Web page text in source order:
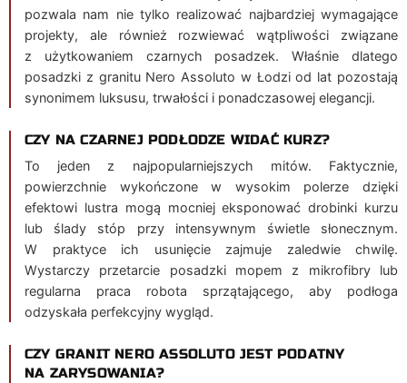
pozwala nam nie tylko realizować najbardziej wymagające
projekty, ale również rozwiewać wątpliwości związane
z użytkowaniem czarnych posadzek. Właśnie dlatego
posadzki z granitu Nero Assoluto w Łodzi od lat pozostają
synonimem luksusu, trwałości i ponadczasowej elegancji.
CZY NA CZARNEJ PODŁODZE WIDAĆ KURZ?
To jeden z najpopularniejszych mitów. Faktycznie,
powierzchnie wykończone w wysokim polerze dzięki
efektowi lustra mogą mocniej eksponować drobinki kurzu
lub ślady stóp przy intensywnym świetle słonecznym.
W praktyce ich usunięcie zajmuje zaledwie chwilę.
Wystarczy przetarcie posadzki mopem z mikrofibry lub
regularna praca robota sprzątającego, aby podłoga
odzyskała perfekcyjny wygląd.
CZY GRANIT NERO ASSOLUTO JEST PODATNY
NA ZARYSOWANIA?